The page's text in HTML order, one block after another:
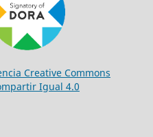
Creative Commons
Igual 4.0